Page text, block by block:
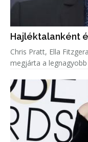
Hajléktalanként
Chris Pratt, Ella
megjárta a